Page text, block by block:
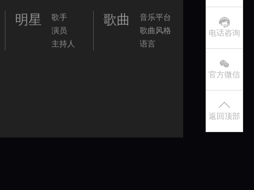
歌曲
音乐平台
歌曲风格
语言
明星
歌手
演员
主持人
电话咨询
官方微信
返回顶部